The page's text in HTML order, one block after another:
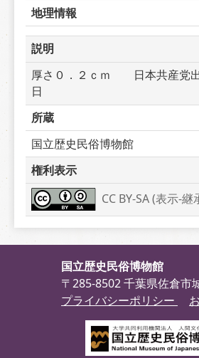
地理情報
説明
厚さ０．２ｃｍ　　日本共産党
日
所蔵
国立歴史民俗博物館
権利表示
CC BY-SA (表示-継
国立歴史民俗博物館
〒285-8502 千葉県佐倉市
プライバシーポリシー